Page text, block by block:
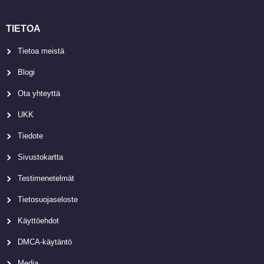
TIETOA
Tietoa meistä
Blogi
Ota yhteyttä
UKK
Tiedote
Sivustokartta
Testimenetelmät
Tietosuojaseloste
Käyttöehdot
DMCA-käytäntö